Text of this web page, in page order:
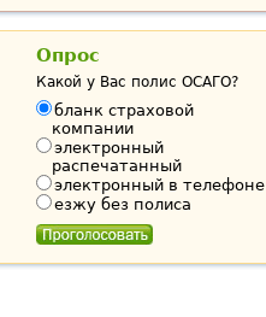
Опрос
Какой у Вас полис ОСАГО?
бланк страховой
компании
электронный
распечатанный
электронный в телефоне
езжу без полиса